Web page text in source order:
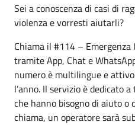
Sei a conoscenza di casi di
violenza e vorresti aiutarli?
Chiama il #114 –
tramite App, Chat e
numero è multilingue e
l’anno. Il servizio è dedicato
che hanno bisogno di aiuto o
chiama, un operatore sarà